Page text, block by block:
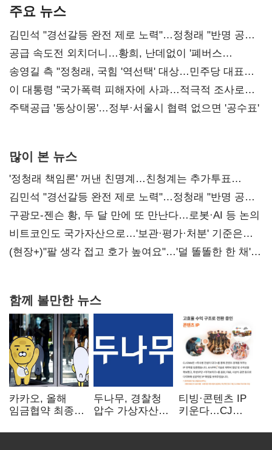
주요 뉴스
김민석 "경선갈등 완전 제로 노력"…정청래 "반명 공세
사과부터"
공급 속도전 외치더니…황희, 난데없이 '폐버스
리모델링' 제안
송영길 측 "정청래, 국힘 '역선택' 대상…민주당 대표로
총선 지휘 못해"
이 대통령 "국가폭력 피해자에 사과…적극적 조사로
진실 밝혀야"
주택공급 '동상이몽'…정부·서울시 협력 없으면 '공수표'
많이 본 뉴스
'정청래 책임론' 꺼낸 친명계…친청계는 추가투표
때리기
김민석 "경선갈등 완전 제로 노력"…정청래 "반명 공세
사과부터"
구광모-젠슨 황, 두 달 만에 또 만난다…로봇·AI 등 논의
비트코인도 국가자산으로…'보관·평가·처분' 기준은
숙제
(현장+)"팔 생각 접고 호가 높여요"…'덜 똘똘한 한 채'
함께 볼만한 뉴스
카카오, 올해
임금협약 최종
인상·격려금
두나무, 경찰청
압수 가상자산
커스터디 사업
티빙·콘텐츠 IP
키운다…CJ
글로벌 확장 가속